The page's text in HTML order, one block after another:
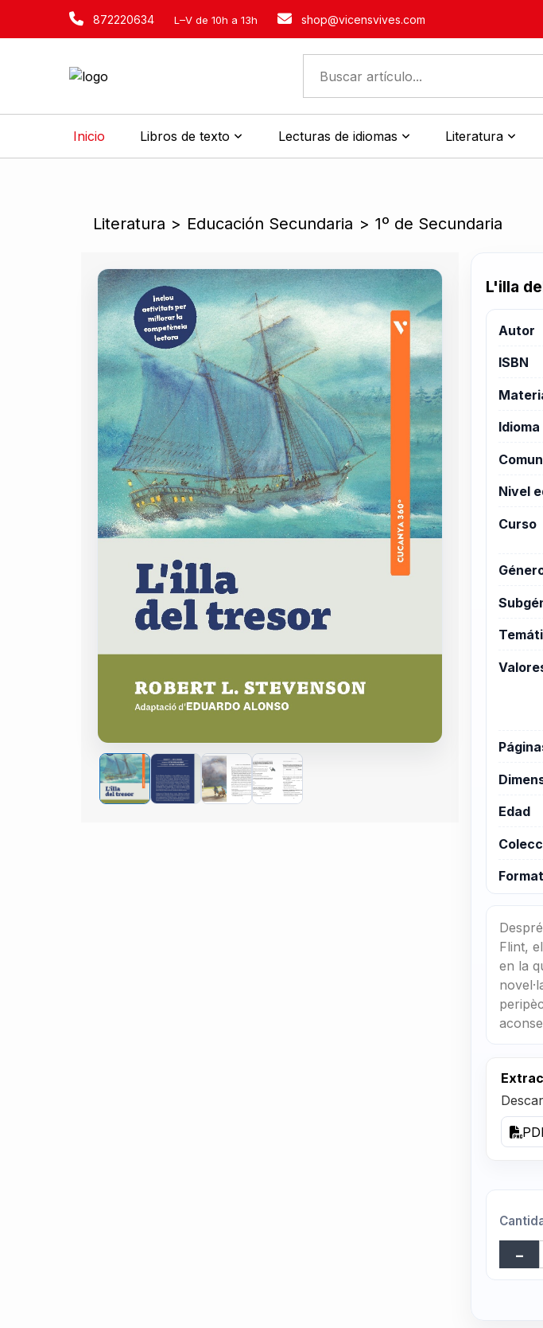
872220634 L–V de 10h a 13h shop@vicensvives.com
Inicio Libros de texto Lecturas de idiomas Literatura
Literatura > Educación Secundaria > 1º de Secundaria
L'illa
Autor
ISBN
Idioma
Nivel
Curso
Edad
Flint,
en la